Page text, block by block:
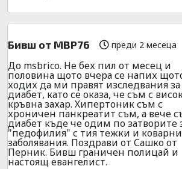
Бивш от МВР76 преди 2 месеца
До msbrico. Не бех пил от месец и
половина щото вчера се напих
ходих да ми правят изследвания за
диабет, като се оказа, че съм с
кръвна захар. Хипертоник съм с
хроничен панкреатит съм, а вече
диабет къде че одим по затворите
"педофилия" с тия тежки и коварни
заболявания. Поздрави от Сашко от
Перник. Бивш граничен полицай и
настоящ евангелист.